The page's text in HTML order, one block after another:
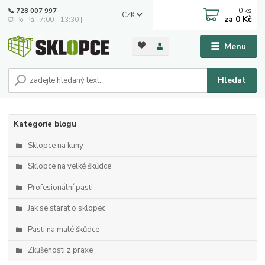
Menu
CZK
Hledat
📞 728 007 997
⏰ Po-Pá | 7:00 - 13:30 |
0 ks
za 0 Kč
Kategorie blogu
Sklopce na kuny
Sklopce na velké škůdce
Profesionální pasti
Jak se starat o sklopec
Pasti na malé škůdce
Zkušenosti z praxe